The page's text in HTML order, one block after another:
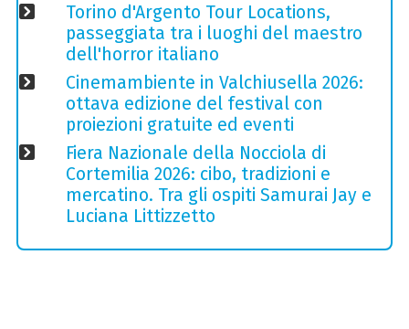
Torino d'Argento Tour Locations,
passeggiata tra i luoghi del maestro
dell'horror italiano
Cinemambiente in Valchiusella 2026:
ottava edizione del festival con
proiezioni gratuite ed eventi
Fiera Nazionale della Nocciola di
Cortemilia 2026: cibo, tradizioni e
mercatino. Tra gli ospiti Samurai Jay e
Luciana Littizzetto